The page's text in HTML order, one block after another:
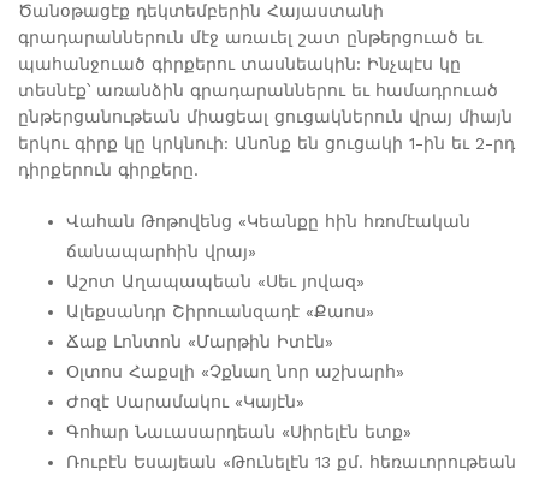
Ծանօթացէք դեկտեմբերին Հայաստանի
գրադարաններուն մէջ առաւել շատ ընթերցուած եւ
պահանջուած գիրքերու տասնեակին: Ինչպէս կը
տեսնէք՝ առանձին գրադարաններու եւ համադրուած
ընթերցանութեան միացեալ ցուցակներուն վրայ միայն
երկու գիրք կը կրկնուի: Անոնք են ցուցակի 1-ին եւ 2-րդ
դիրքերուն գիրքերը.
Վահան Թոթովենց «Կեանքը հին հռոմէական
ճանապարհին վրայ»
Աշոտ Աղապապեան «Սեւ յովազ»
Ալեքսանդր Շիրուանզադէ «Քաոս»
Ճաք Լոնտոն «Մարթին Իտէն»
Օլտոս Հաքսլի «Չքնաղ նոր աշխարհ»
Ժոզէ Սարամակու «Կայէն»
Գոհար Նաւասարդեան «Սիրելէն ետք»
Ռուբէն Եսայեան «Թունելէն 13 քմ. հեռաւորութեան